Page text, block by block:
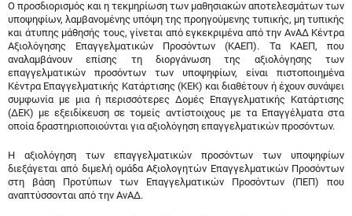
Ο προσδιορισμός και η τεκμηρίωση των μαθησιακών αποτελεσμάτων των
υποψηφίων, λαμβανομένης υπόψη της προηγούμενης τυπικής, μη τυπικής
και άτυπης μάθησής τους, γίνεται από εγκεκριμένα από την ΑνΑΔ Κέντρα
Αξιολόγησης Επαγγελματικών Προσόντων (ΚΑΕΠ). Τα ΚΑΕΠ, που
αναλαμβάνουν επίσης τη διοργάνωση της αξιολόγησης των
επαγγελματικών προσόντων των υποψηφίων, είναι πιστοποιημένα
Κέντρα Επαγγελματικής Κατάρτισης (ΚΕΚ) και διαθέτουν ή έχουν συνάψει
συμφωνία με μια ή περισσότερες Δομές Επαγγελματικής Κατάρτισης
(ΔΕΚ) με εξειδίκευση σε τομείς αντίστοιχους με τα Επαγγέλματα στα
οποία δραστηριοποιούνται για αξιολόγηση επαγγελματικών προσόντων.
Η αξιολόγηση των επαγγελματικών προσόντων των υποψηφίων
διεξάγεται από διμελή ομάδα Αξιολογητών Επαγγελματικών Προσόντων
στη βάση Προτύπων των Επαγγελματικών Προσόντων (ΠΕΠ) που
αναπτύσσονται από την ΑνΑΔ.